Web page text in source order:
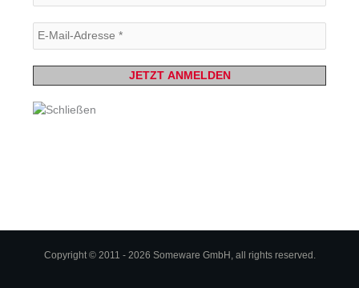
Copyright © 2011 - 2026 Someware GmbH , all rights reserved.